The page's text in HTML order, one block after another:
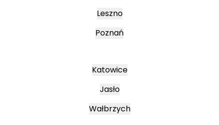
Leszno
Poznań
Katowice
Jasło
Wałbrzych